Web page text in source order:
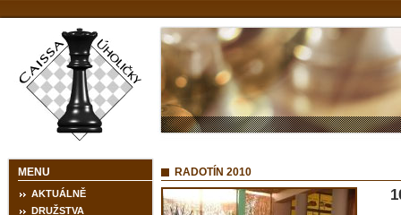
MENU
AKTUÁLNĚ
DRUŽSTVA
RADOTÍN 2010